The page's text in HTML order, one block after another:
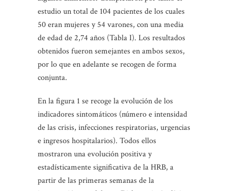
estudio un total de 104 pacientes de los cuales
50 eran mujeres y 54 varones, con una media
de edad de 2,74 años (Tabla I). Los resultados
obtenidos fueron semejantes en ambos sexos,
por lo que en adelante se recogen de forma
conjunta.
En la figura 1 se recoge la evolución de los
indicadores sintomáticos (número e intensidad
de las crisis, infecciones respiratorias, urgencias
e ingresos hospitalarios). Todos ellos
mostraron una evolución positiva y
estadísticamente significativa de la HRB, a
partir de las primeras semanas de la